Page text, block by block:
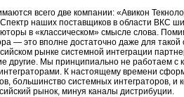
всего две компании: «Авикон
наших поставщиков в области ВКС
в «классическом» смысле слова.
— это вполне достаточно даже для такой
рынке системной интеграции
другие. Мы принципиально не работаем с
К настоящему времени
большинство системных интеграторов, и
рынок, минуя каналы дистрибуции.